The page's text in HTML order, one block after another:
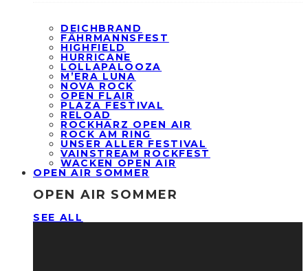
DEICHBRAND
FÄHRMANNSFEST
HIGHFIELD
HURRICANE
LOLLAPALOOZA
M’ERA LUNA
NOVA ROCK
OPEN FLAIR
PLAZA FESTIVAL
RELOAD
ROCKHARZ OPEN AIR
ROCK AM RING
UNSER ALLER FESTIVAL
VAINSTREAM ROCKFEST
WACKEN OPEN AIR
OPEN AIR SOMMER
OPEN AIR SOMMER
SEE ALL